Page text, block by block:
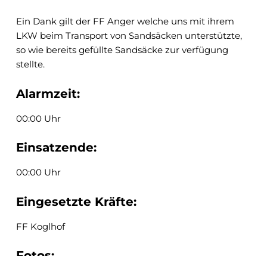
Ein Dank gilt der FF Anger welche uns mit ihrem
LKW beim Transport von Sandsäcken unterstützte,
so wie bereits gefüllte Sandsäcke zur verfügung
stellte.
Alarmzeit:
00:00 Uhr
Einsatzende:
00:00 Uhr
Eingesetzte Kräfte:
FF Koglhof